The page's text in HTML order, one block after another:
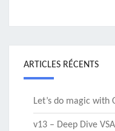
ARTICLES RÉCENTS
Let’s do magic with
v13 – Deep Dive VSA